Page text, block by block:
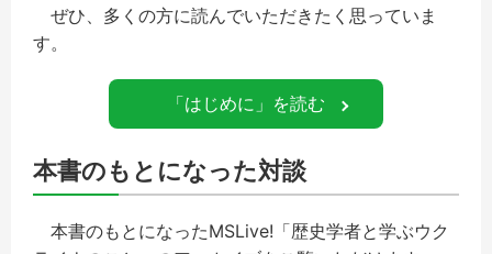
ぜひ、多くの方に読んでいただきたく思っていま
す。
「はじめに」を読む
本書のもとになった対談
本書のもとになったMSLive!「歴史学者と学ぶウク